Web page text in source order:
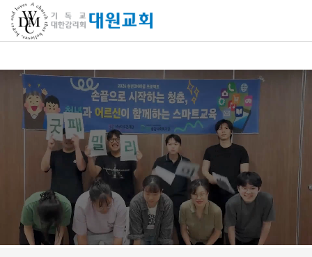
교회소개
교회소개
담임목사 인사말
1971~1996
2000~2009
2010~2019